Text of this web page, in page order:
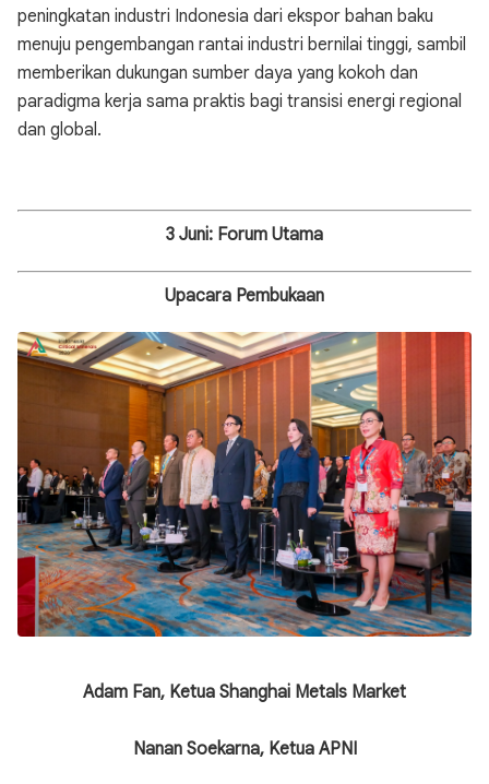
peningkatan industri Indonesia dari ekspor bahan baku
menuju pengembangan rantai industri bernilai tinggi, sambil
memberikan dukungan sumber daya yang kokoh dan
paradigma kerja sama praktis bagi transisi energi regional
dan global.
3 Juni: Forum Utama
Upacara Pembukaan
Adam Fan, Ketua Shanghai Metals Market
Nanan Soekarna, Ketua APNI